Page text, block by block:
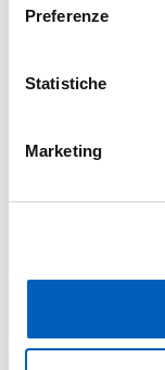
Preferenze
Statistiche
Marketing